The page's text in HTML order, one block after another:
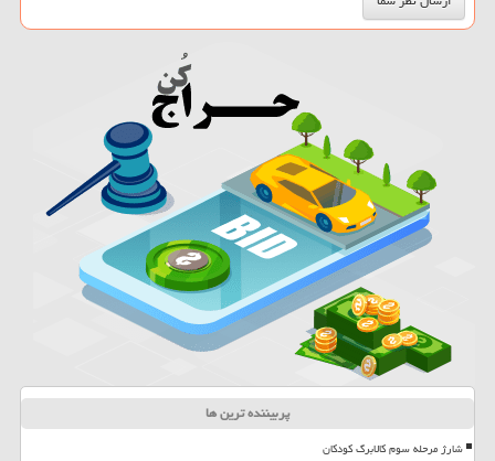
پربیننده ترین ها
شارژ مرحله سوم کالابرگ کودکان